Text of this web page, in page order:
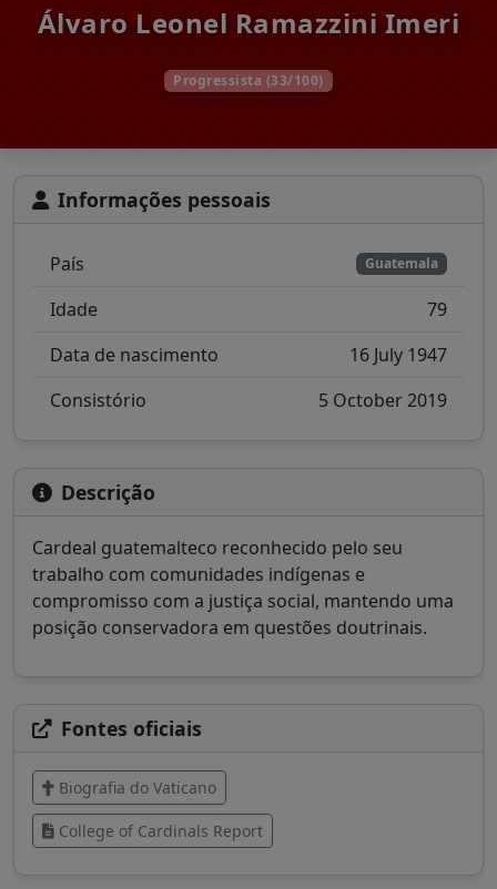
Álvaro Leonel Ramazzini Imeri
Progressista (33/100)
Informações pessoais
País Guatemala
Idade
79
Data de nascimento
16 July 1947
Consistório
5 October 2019
Descrição
Cardeal guatemalteco reconhecido pelo seu
trabalho com comunidades indígenas e
compromisso com a justiça social, mantendo uma
posição conservadora em questões doutrinais.
Fontes oficiais
Biografia do Vaticano
College of Cardinals Report